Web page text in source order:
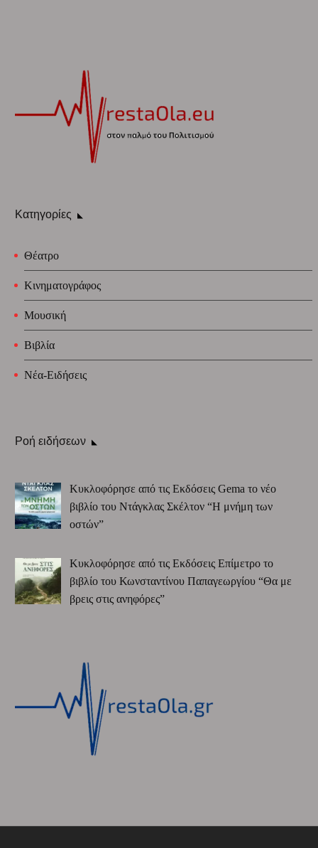
Κατηγορίες
Θέατρο
Κινηματογράφος
Μουσική
Βιβλία
Νέα-Ειδήσεις
Ροή ειδήσεων
Κυκλοφόρησε από τις Εκδόσεις Gema το νέο
βιβλίο του Ντάγκλας Σκέλτον “Η μνήμη των
οστών”
Κυκλοφόρησε από τις Εκδόσεις Επίμετρο το
βιβλίο του Κωνσταντίνου Παπαγεωργίου “Θα με
βρεις στις ανηφόρες”